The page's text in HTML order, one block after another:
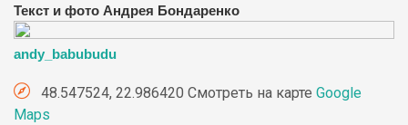
Текст и фото Андрея Бондаренко
andy_babubudu
48.547524, 22.986420 Смотреть на карте Google
Maps